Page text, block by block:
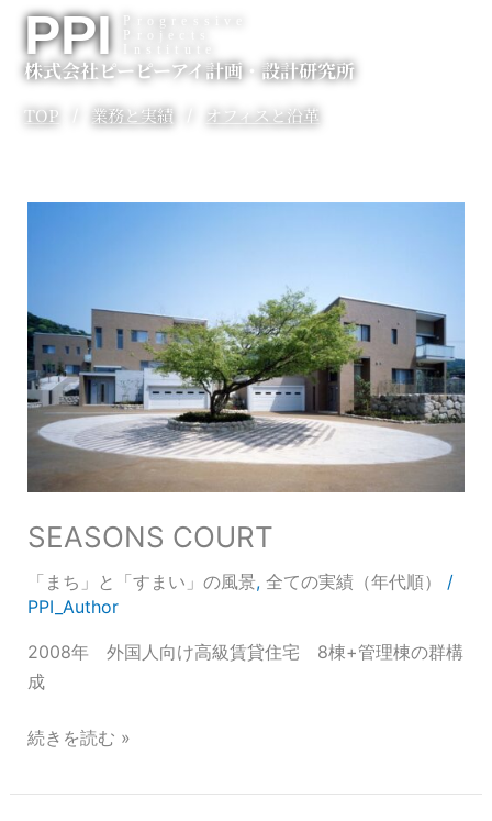
PPI
Progressive
Projects
株式会社ピーピーアイ計画・設計研究所
TOP 業務と実績 オフィスと沿革
SEASONS COURT
「まち」と「すまい」の風景, 全ての実績（年代順）
/
PPI_Author
2008年 外国人向け高級賃貸住宅 8棟+管理棟の群構
成
続きを読む »